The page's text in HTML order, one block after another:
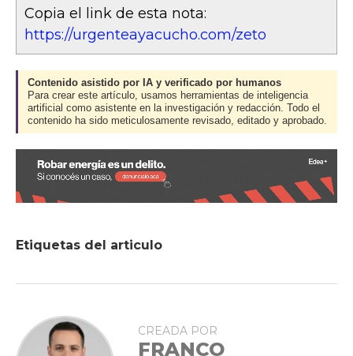
Copia el link de esta nota:
https://urgenteayacucho.com/zeto
Contenido asistido por IA y verificado por humanos
Para crear este artículo, usamos herramientas de inteligencia
artificial como asistente en la investigación y redacción. Todo el
contenido ha sido meticulosamente revisado, editado y aprobado.
Etiquetas del articulo
CREADA POR
FRANCO